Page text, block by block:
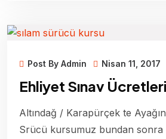
Post By Admin Nisan 11, 2017
Ehliyet Sınav Ücretleri
Altındağ / Karapürçek te
Srücü kursumuz bundan